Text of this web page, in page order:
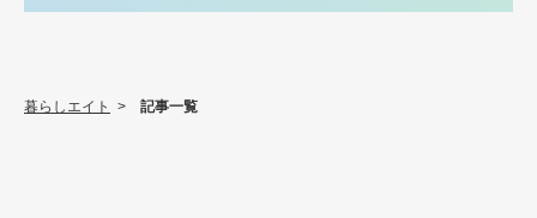
暮らしエイト > 記事一覧